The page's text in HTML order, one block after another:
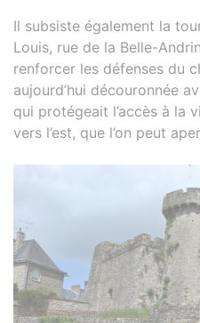
Il subsiste également la
Louis, rue de la Belle-
renforcer les défenses du
aujourd’hui découronnée
qui protégeait l’accès à la
vers l’est, que l’on peut